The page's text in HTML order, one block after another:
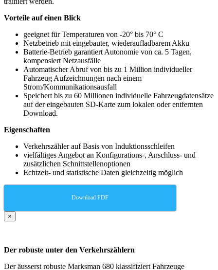
Vorteile auf einen Blick
geeignet für Temperaturen von -20° bis 70° C
Netzbetrieb mit eingebauter, wiederaufladbarem Akku
Batterie-Betrieb garantiert Autonomie von ca. 5 Tagen,
kompensiert Netzausfälle
Automatischer Abruf von bis zu 1 Million individueller
Fahrzeug Aufzeichnungen nach einem
Strom/Kommunikationsausfall
Speichert bis zu 60 Millionen individuelle Fahrzeugdatensätze
auf der eingebauten SD-Karte zum lokalen oder entfernten
Download.
Eigenschaften
Verkehrszähler auf Basis von Induktionsschleifen
vielfältiges Angebot an Konfigurations-, Anschluss- und
zusätzlichen Schnittstellenoptionen
Echtzeit- und statistische Daten gleichzeitig möglich
Download PDF
×
Der robuste unter den Verkehrszählern
Der äusserst robuste Marksman 680 klassifiziert Fahrzeuge